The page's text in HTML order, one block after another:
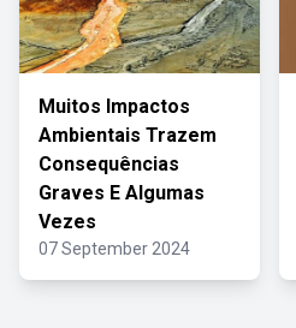
Muitos Impactos
Ambientais Trazem
Consequências
Graves E Algumas
Vezes
07 September 2024